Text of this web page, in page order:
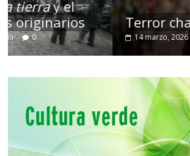
Terror chamánico coreano
14 marzo, 2026 Julio Martínez Molina